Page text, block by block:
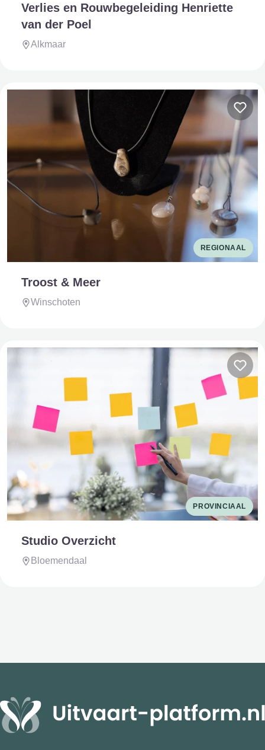
Verlies en Rouwbegeleiding Henriette
van der Poel
Alkmaar
REGIONAAL
Troost & Meer
Winschoten
PROVINCIAAL
Studio Overzicht
Bloemendaal